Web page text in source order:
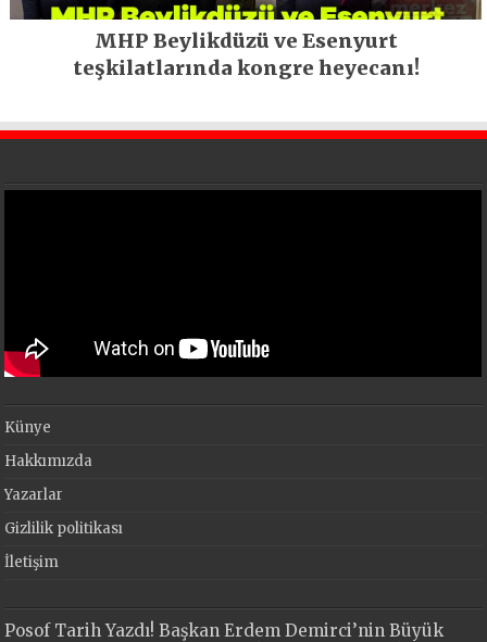
MHP Beylikdüzü ve Esenyurt
teşkilatlarında kongre heyecanı!
Künye
Hakkımızda
Yazarlar
Gizlilik politikası
İletişim
Posof Tarih Yazdı! Başkan Erdem Demirci’nin Büyük